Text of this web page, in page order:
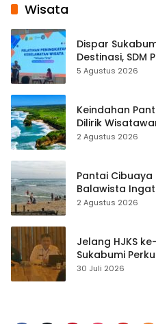
Wisata
Dispar
Destinasi, SDM
hingga Teknik
5 Agustus 2026
Keindahan
Dilirik
2 Agustus 2026
Pantai
Balawista
Waspada
2 Agustus 2026
Jelang HJKS
Sukabumi
Publikasi Digital
30 Juli 2026